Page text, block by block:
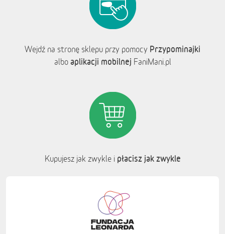
Wejdź na stronę sklepu przy pomocy Przypominajki
albo aplikacji mobilnej FaniMani.pl
Kupujesz jak zwykle i płacisz jak zwykle